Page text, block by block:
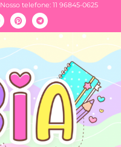
Nosso telefone: 11 96845-0625